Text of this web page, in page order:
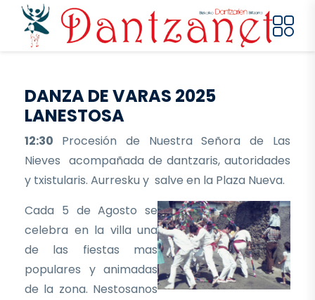
Pasar al contenido principal
DANZA DE VARAS 2025
LANESTOSA
12:30 Procesión de Nuestra Señora de Las
Nieves acompañada de dantzaris, autoridades
y txistularis. Aurresku y salve en la Plaza Nueva.
Cada 5 de Agosto se
celebra en la villa una
de las fiestas mas
populares y animadas
de la zona. Nestosanos